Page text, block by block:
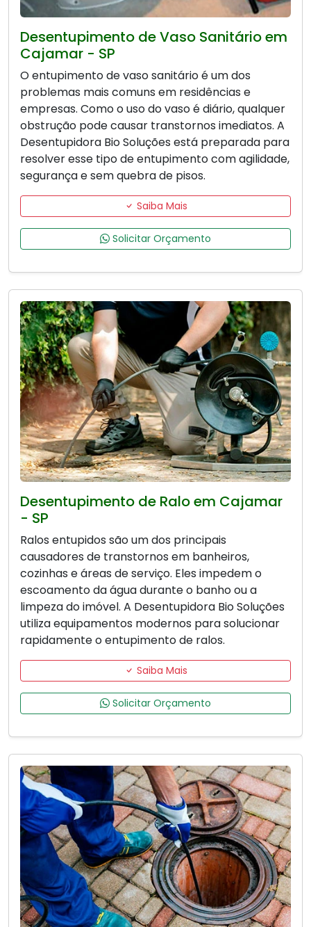
Desentupimento de Vaso Sanitário em
Cajamar - SP
O entupimento de vaso sanitário é um dos
problemas mais comuns em residências e
empresas. Como o uso do vaso é diário, qualquer
obstrução pode causar transtornos imediatos. A
Desentupidora Bio Soluções está preparada para
resolver esse tipo de entupimento com agilidade,
segurança e sem quebra de pisos.
Saiba Mais
Solicitar Orçamento
Desentupimento de Ralo em Cajamar
- SP
Ralos entupidos são um dos principais
causadores de transtornos em banheiros,
cozinhas e áreas de serviço. Eles impedem o
escoamento da água durante o banho ou a
limpeza do imóvel. A Desentupidora Bio Soluções
utiliza equipamentos modernos para solucionar
rapidamente o entupimento de ralos.
Saiba Mais
Solicitar Orçamento